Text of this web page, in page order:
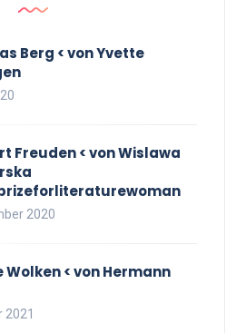
Berg < von Yvette
Freuden < von Wislawa
2020
Wolken < von Hermann
2021